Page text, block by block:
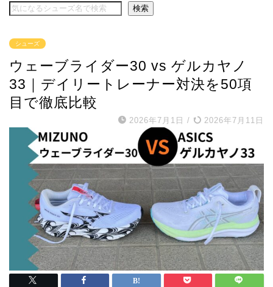
検索
シューズ
ウェーブライダー30 vs ゲルカヤノ
33｜デイリートレーナー対決を50項
目で徹底比較
2026年7月1日 / 2026年7月11日